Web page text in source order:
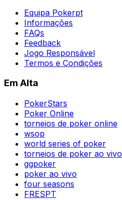
Equipa Pokerpt
Informações
FAQs
Feedback
Jogo Responsável
Termos e Condições
Em Alta
PokerStars
Poker Online
torneios de poker online
wsop
world series of poker
torneios de poker ao vivo
ggpoker
poker ao vivo
four seasons
FRESPT